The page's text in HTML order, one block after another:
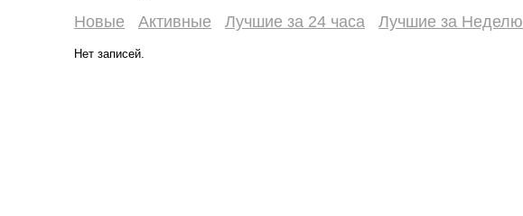
Новые Активные Лучшие за 24 часа Лучшие за Неделю
Нет записей.